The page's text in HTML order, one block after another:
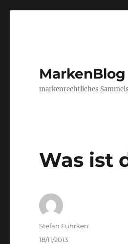
MarkenBlog
markenrechtliches
Was ist
Author
Stefan Fuhrken
Posted
18/11/2013